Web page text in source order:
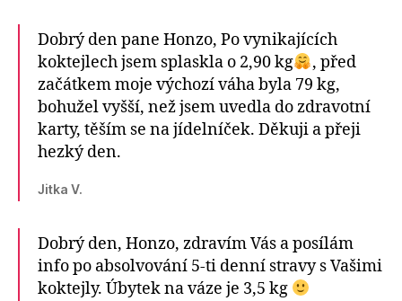
Dobrý den pane Honzo, Po vynikajících
koktejlech jsem splaskla o 2,90 kg
, před
začátkem moje výchozí váha byla 79 kg,
bohužel vyšší, než jsem uvedla do zdravotní
karty, těším se na jídelníček. Děkuji a přeji
hezký den.
Jitka V.
Dobrý den, Honzo, zdravím Vás a posílám
info po absolvování 5-ti denní stravy s Vašimi
koktejly. Úbytek na váze je 3,5 kg